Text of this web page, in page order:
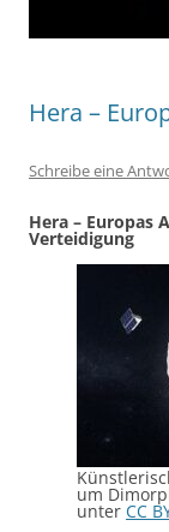
Hera –
Schreibe eine
Hera – Europas
Verteidigung
um
unter CC